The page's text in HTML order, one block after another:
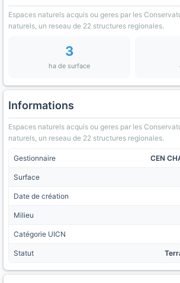
Espaces naturels acquis ou geres par les
naturels, un reseau de 22 structures regionales.
3
ha de surface
Informations
Espaces naturels acquis ou geres par les
naturels, un reseau de 22 structures regionales.
Gestionnaire CEN
Surface
Date de création
Milieu
Catégorie UICN
Statut